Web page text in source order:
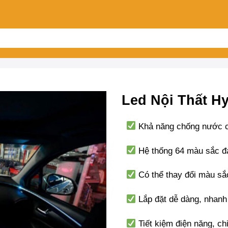
Led Nội Thất
Khả năng chống nước
Hệ thống 64 màu sắc
Có thể thay đổi màu
Lắp đặt dễ dàng,
Tiết kiệm điện năng,